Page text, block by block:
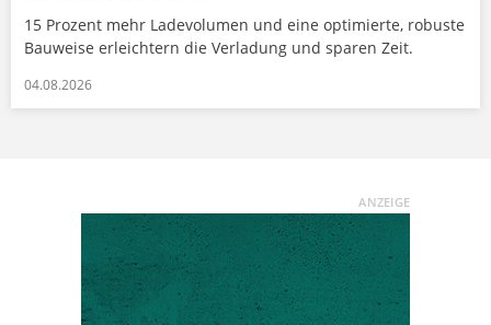
15 Prozent mehr Ladevolumen und eine optimierte, robuste
Bauweise erleichtern die Verladung und sparen Zeit.
04.08.2026
ANZEIGE